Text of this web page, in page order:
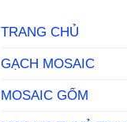
TRANG CHỦ
GẠCH MOSAIC
MOSAIC GỐM